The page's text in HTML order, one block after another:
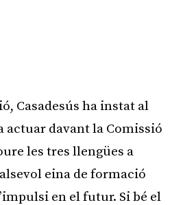
Casadesús ha instat al
actuar davant la Comissió
les tres llengües a
eina de formació
en el futur. Si bé el